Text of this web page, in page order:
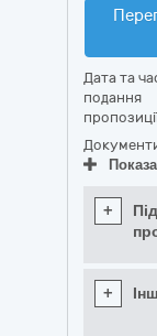
Дата та
подання
+
+